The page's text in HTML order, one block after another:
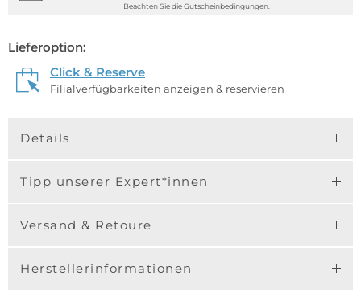
Beachten Sie die Gutscheinbedingungen.
Lieferoption:
Click & Reserve
Filialverfügbarkeiten anzeigen & reservieren
Details
Tipp unserer Expert*innen
Versand & Retoure
Herstellerinformationen